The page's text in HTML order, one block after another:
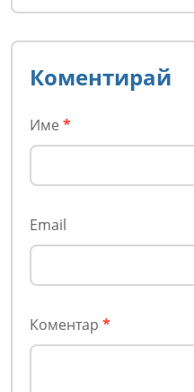
Коментирай
Име *
Email
Коментар *